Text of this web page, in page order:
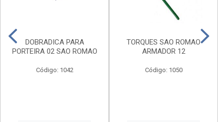
DOBRADICA PARA
PORTEIRA 02 SAO ROMAO
Código: 1042
TORQUES SAO ROMAO
ARMADOR 12
Código: 1050